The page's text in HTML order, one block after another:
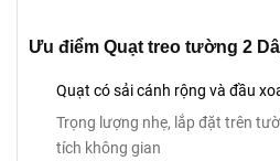
Ưu điểm Quạt treo tường 2
Quạt có sải cánh rộng và đầu
Trọng lượng nhẹ, lắp đặt trên
tích không gian